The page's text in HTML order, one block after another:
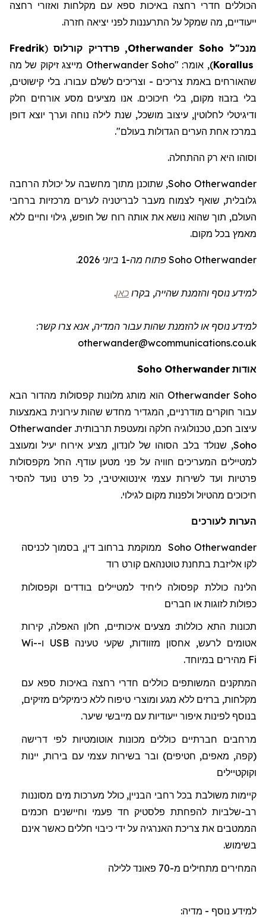
הכוללים חדרי רחצה באיכות ספא עם מקלחות ואזורי רחצה
ייעודיים, מה שמקל על התרעננות לפני יציאה חזרה.
מנכ"ל Otherwander Soho , פרדריקקורלוס (
Fredrik
Korallus
), אומר: "Otherwander Soho מייצג זיקוק של מה
שהאורחים באמת צריכים - וצריכים לשלם עבורו. בלי קישוטים,
בלי בזבוז מקום, בלי חיכוכים. אנו מציעים מסע אורחים חלק
ודיגיטלי לחלוטין, עיצוב מושכל, שנת לילה נוחה וערך יוצא דופן
במרכז אחת הערים הגדולות בעולם".
וסוהו היא רק ההתחלה.
Otherwander
Soho, שתוכנן מתוך מחשבה על יכולת הרחבה
גלובלית, שואף לצמוח מעבר לבריטניה לערים מרכזיות ברחבי
העולם, תוך שהוא נושא את אותה רוח של חופש, גילוי וחיים ללא
מאמץ בכל מקום.
Otherwander
Soho פתוח מה-1 ביוני 2026.
למידע נוסף והזמנת שהייה, בקרו כאן.
למידע נוסף או להזמנת שהותעבור המדיה, אנא צרו קשר:
otherwander@wcommunications.co.uk
אודות Otherwander
Soho
Otherwander Soho הוא מותג מלונות קפסולות מהדור הבא
עבור חוקרים מודרניים, המגדיר מחדש שהות עירונית באמצעות
עיצוב חכם, טכנולוגיה חלקה ומעטפת תרבותית. Otherwander
Soho, שנולד בלב הסוהו של לונדון, מציע אירוח יעיל ומעוצב
למטיילים המעריכים חוויה על פני מטען עודף. החל מקפסולות
פרטיות ועד לשירות עצמי אינטואיטיבי, כל פרט נועד להסיר
חיכוכים מהטיול ולפנות מקום לגילוי.
הערות לעורכים
Otherwander
Soho ממוקמת ברחוב דין, בסמוך לכניסה
לקו אליזבת בתחנת טוטנהאם קורט רוד
הלינה כוללת קפסולה ליחיד למטיילים בודדים וקפסולות
כפולות לזוגות או חברים
תכונות התא כוללות: מצעים איכותיים, חלון האפלה, קירות
אטומים לרעש, אחסון מזוודות, שקעי טעינהUSB ו-Wi-
Fi מהירים במיוחד.
המתקנים המשותפים כוללים חדרי רחצה באיכות ספא עם
מקלחות, ברזים ללא מגע ומוצרי טיפוח ללא כימיקלים מזיקים,
בנוסף לפינות איפור ייעודיות עם מייבשי שיער.
מרחבים חברתיים כוללים מכונות אוטומטיות לפי דרישה
(קפה, מאפים, חטיפים) ובר בשירות עצמי עם בירות, יינות
וקוקטיילים
קיימות משולבת בכל רחבי הבניין, כולל מערכות מים מסוננות
רב-שלביות להפחתת פלסטיק חד פעמי וחיישנים חכמים
הממטבים את צריכת האנרגיה על ידי כיבוי חללים כאשר אינם
בשימוש.
המחירים מתחילים מ-70
פאונד ללילה
למידע נוסף - מדיה: